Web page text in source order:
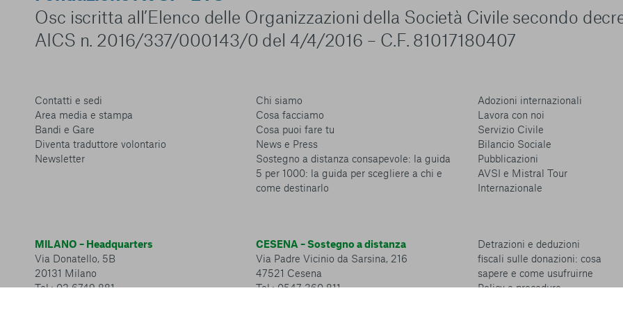
Osc iscritta all’Elenco delle Organizzazioni della Società Civile secondo
AICS n. 2016/337/000143/0 del 4/4/2016 – C.F. 81017180407
Contatti e sedi
Area media e stampa
Bandi e Gare
Diventa traduttore volontario
Newsletter
Chi siamo
Cosa facciamo
Cosa puoi fare tu
News e Press
Sostegno a distanza consapevole: la guida
5 per 1000: la guida per scegliere a chi e
come destinarlo
Adozioni internazionali
Lavora con noi
Servizio Civile
Bilancio Sociale
Pubblicazioni
AVSI e Mistral Tour
Internazionale
MILANO – Headquarters
Via Donatello, 5B
20131 Milano
Tel.: 02 6749 881
CESENA – Sostegno a distanza
Via Padre Vicinio da Sarsina, 216
47521 Cesena
Tel.: 0547 360 811
Detrazioni e deduzioni
fiscali sulle donazioni: cosa
sapere e come usufruirne
Policy e procedure